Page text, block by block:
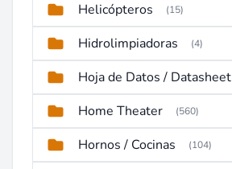
Helicópteros (15)
Hidrolimpiadoras (4)
Hoja de Datos / Datasheet
Home Theater (560)
Hornos / Cocinas (104)